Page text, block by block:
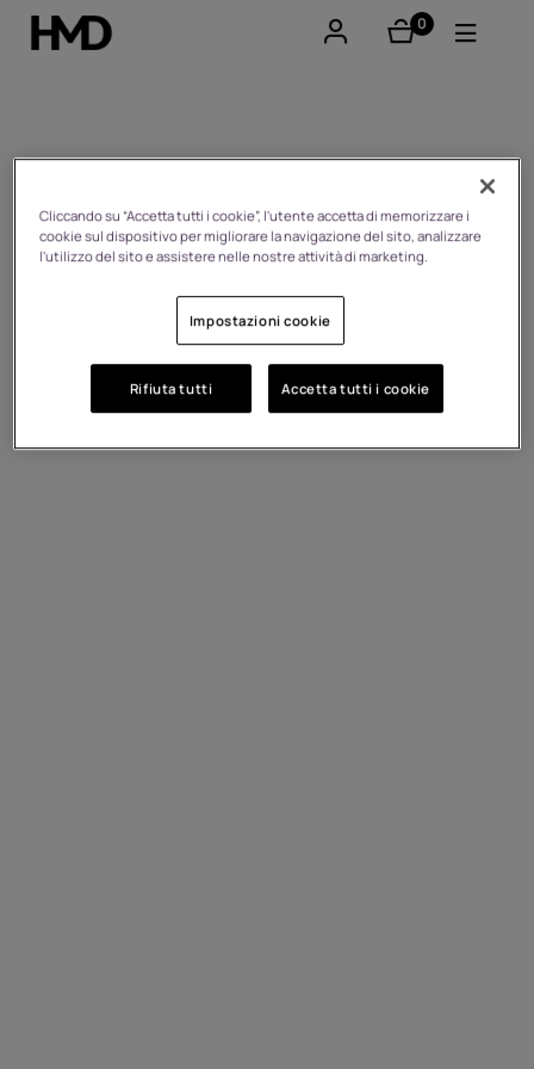
0
elementi
Smartphones
Cellulari
Accessori
Offerte
Self-repair
Cliccando su “Accetta tutti i cookie”, l'utente accetta di memorizzare i
cookie sul dispositivo per migliorare la navigazione del sito, analizzare
l'utilizzo del sito e assistere nelle nostre attività di marketing.
Impostazioni cookie
Rifiuta tutti Accetta tutti i cookie